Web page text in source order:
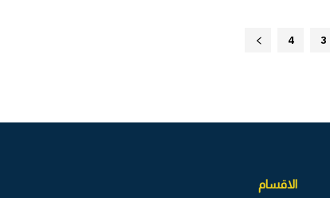
3
4
الاقسام